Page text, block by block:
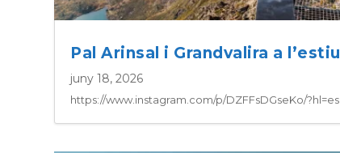
Pal Arinsal i Grandvalira a l’estiu
juny 18, 2026
https://www.instagram.com/p/DZFFsDGseKo/?hl=es